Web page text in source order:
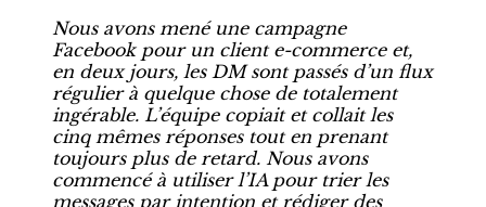
Nous avons mené une campagne
Facebook pour un client e-commerce et,
en deux jours, les DM sont passés d’un flux
régulier à quelque chose de totalement
ingérable. L’équipe copiait et collait les
cinq mêmes réponses tout en prenant
toujours plus de retard. Nous avons
commencé à utiliser l’IA pour trier les
messages par intention et rédiger des